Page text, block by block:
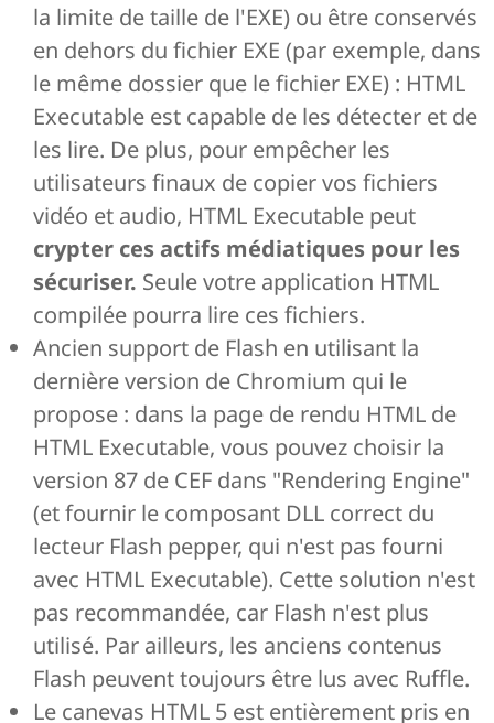
la limite de taille de l'EXE) ou être conservés
en dehors du fichier EXE (par exemple, dans
le même dossier que le fichier EXE) : HTML
Executable est capable de les détecter et de
les lire. De plus, pour empêcher les
utilisateurs finaux de copier vos fichiers
vidéo et audio, HTML Executable peut
crypter ces actifs médiatiques pour les
sécuriser. Seule votre application HTML
compilée pourra lire ces fichiers.
Ancien support de Flash en utilisant la
dernière version de Chromium qui le
propose : dans la page de rendu HTML de
HTML Executable, vous pouvez choisir la
version 87 de CEF dans "Rendering Engine"
(et fournir le composant DLL correct du
lecteur Flash pepper, qui n'est pas fourni
avec HTML Executable). Cette solution n'est
pas recommandée, car Flash n'est plus
utilisé. Par ailleurs, les anciens contenus
Flash peuvent toujours être lus avec Ruffle.
Le canevas HTML 5 est entièrement pris en